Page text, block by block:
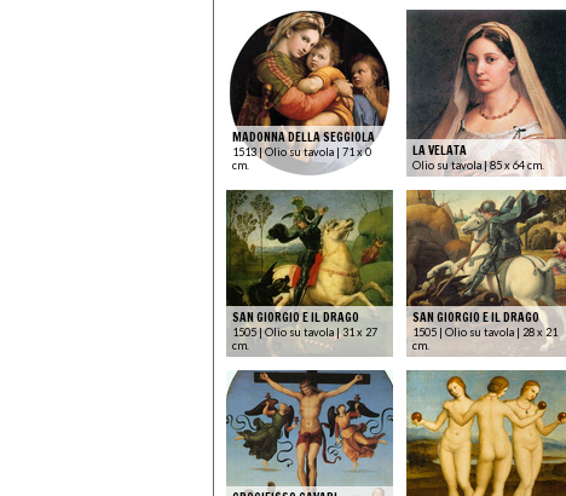
MADONNA DELLA SEGGIOLA
1513 | Olio su tavola | 71 x 0
cm.
LA VELATA
Olio su tavola | 85 x 64 cm.
SAN GIORGIO E IL DRAGO
1505 | Olio su tavola | 31 x 27
cm.
SAN GIORGIO E IL DRAGO
1505 | Olio su tavola | 28 x 21
cm.